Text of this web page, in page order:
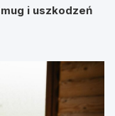
i uszkodzeń